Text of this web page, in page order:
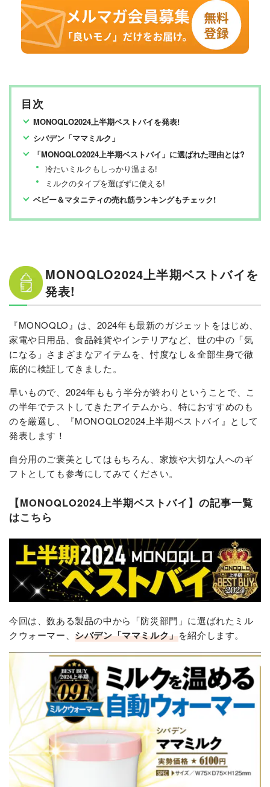
目次
MONOQLO2024上半期ベストバイを発表!
シバデン「ママミルク」
「MONOQLO2024上半期ベストバイ」に選ばれた理由とは?
冷たいミルクもしっかり温まる!
ミルクのタイプを選ばずに使える!
ベビー＆マタニティの売れ筋ランキングもチェック!
MONOQLO2024上半期ベストバイを
発表!
『MONOQLO』は、2024年も最新のガジェットをはじめ、
家電や日用品、食品雑貨やインテリアなど、世の中の「気
になる」さまざまなアイテムを、忖度なし＆全部生身で徹
底的に検証してきました。
早いもので、2024年ももう半分が終わりということで、こ
の半年でテストしてきたアイテムから、特におすすめのも
のを厳選し、『MONOQLO2024上半期ベストバイ』として
発表します！
自分用のご褒美としてはもちろん、家族や大切な人へのギ
フトとしても参考にしてみてください。
【MONOQLO2024上半期ベストバイ】の記事一覧
はこちら
今回は、数ある製品の中から「防災部門」に選ばれたミル
クウォーマー、シバデン「ママミルク」を紹介します。